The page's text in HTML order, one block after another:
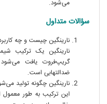
می‌شود.
سؤالات متداول
نارینگین چیست و چه
نارینگین یک ترکیب
گریپ‌فروت یافت
ضدالتهابی است.
نارینگین چگونه تولید
این ترکیب به طور